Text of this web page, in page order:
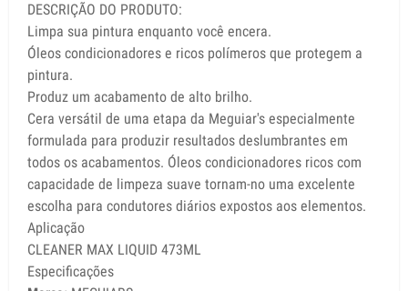
DESCRIÇÃO DO PRODUTO:
Limpa sua pintura enquanto você encera.
Óleos condicionadores e ricos polímeros que protegem a
pintura.
Produz um acabamento de alto brilho.
Cera versátil de uma etapa da Meguiar's especialmente
formulada para produzir resultados deslumbrantes em
todos os acabamentos. Óleos condicionadores ricos com
capacidade de limpeza suave tornam-no uma excelente
escolha para condutores diários expostos aos elementos.
Aplicação
CLEANER MAX LIQUID 473ML
Especificações